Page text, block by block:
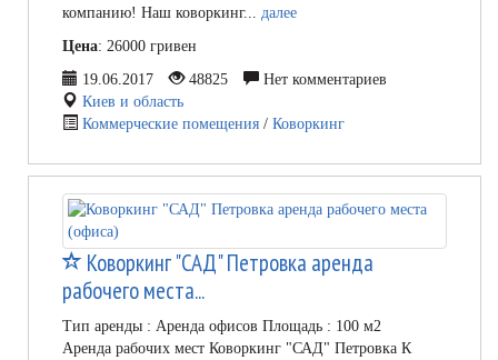
компанию! Наш коворкинг... далее
Цена: 26000 гривен
19.06.2017
48825
Нет комментариев
Киев и область
Коммерческие помещения / Коворкинг
Коворкинг "САД" Петровка аренда
рабочего места...
Тип аренды : Аренда офисов Площадь : 100 м2
Аренда рабочих мест Коворкинг "САД" Петровка К